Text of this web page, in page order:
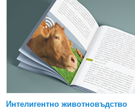
Интелигентно животновъдство